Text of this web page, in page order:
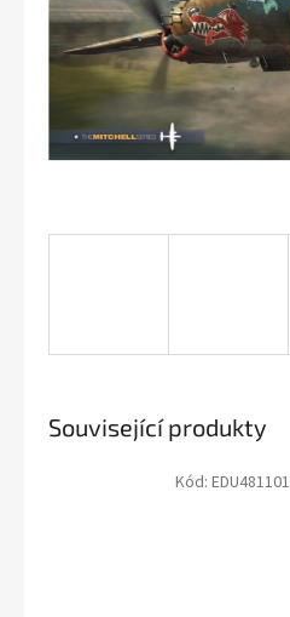
Související produkty
Kód: EDU481101